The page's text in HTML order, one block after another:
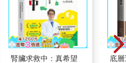
腎臟求救中：真希望
底